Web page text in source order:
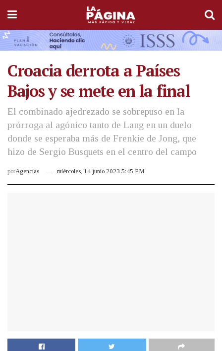
Croacia derrota a Países
Bajos y se mete en la final
El combinado ajedrezado se sobrepuso en la
prórroga al agónico tanto de Lang en un duelo
donde se esperaba más de Frenkie de Jong, que
hizo de Sergio Busquets en el centro del campo
porAgencias miércoles, 14 junio 2023 5:45 PM